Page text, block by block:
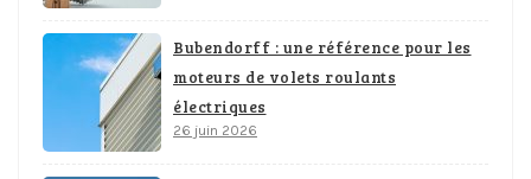
Bubendorff : une référence pour les
moteurs de volets roulants
électriques
26 juin 2026